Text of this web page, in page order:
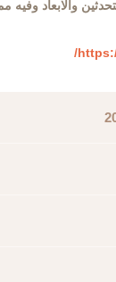
والابعاد وفيه